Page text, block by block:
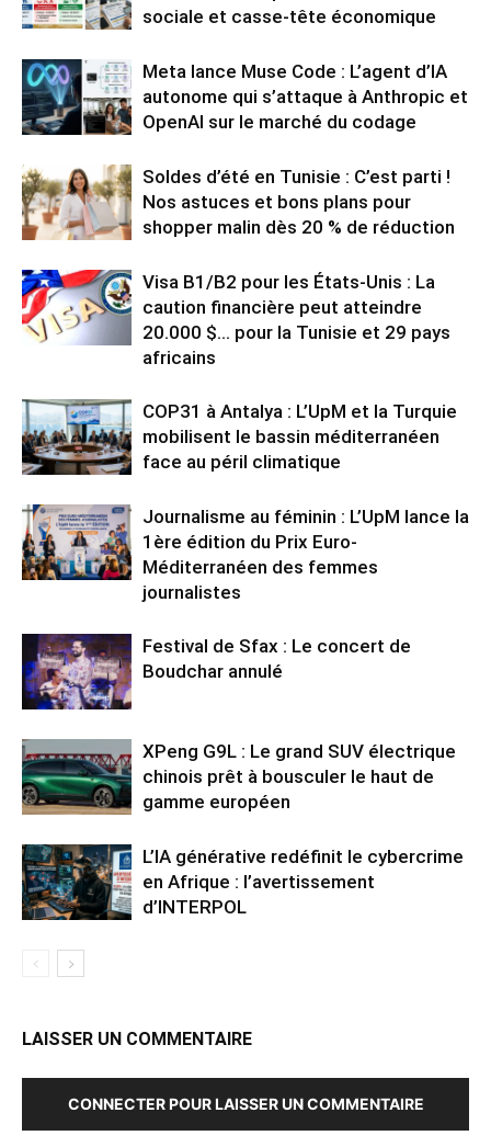
sociale et casse-tête économique
Meta lance Muse Code : L’agent d’IA
autonome qui s’attaque à Anthropic et
OpenAI sur le marché du codage
Soldes d’été en Tunisie : C’est parti !
Nos astuces et bons plans pour
shopper malin dès 20 % de réduction
Visa B1/B2 pour les États-Unis : La
caution financière peut atteindre
20.000 $… pour la Tunisie et 29 pays
africains
COP31 à Antalya : L’UpM et la Turquie
mobilisent le bassin méditerranéen
face au péril climatique
Journalisme au féminin : L’UpM lance la
1ère édition du Prix Euro-
Méditerranéen des femmes
journalistes
Festival de Sfax : Le concert de
Boudchar annulé
XPeng G9L : Le grand SUV électrique
chinois prêt à bousculer le haut de
gamme européen
L’IA générative redéfinit le cybercrime
en Afrique : l’avertissement
d’INTERPOL
LAISSER UN COMMENTAIRE
CONNECTER POUR LAISSER UN COMMENTAIRE